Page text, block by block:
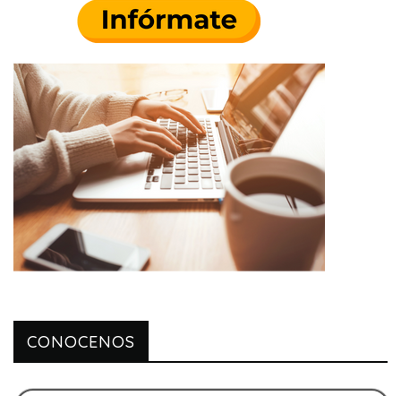
CONOCENOS